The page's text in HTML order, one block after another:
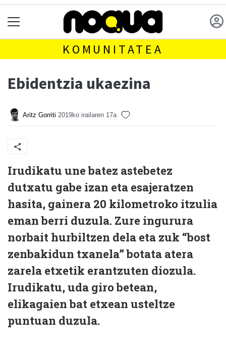
KOMUNITATEA
Ebidentzia ukaezina
Aritz Gorriti 2019ko irailaren 17a
Irudikatu une batez astebetez
dutxatu gabe izan eta esajeratzen
hasita, gainera 20 kilometroko itzulia
eman berri duzula. Zure ingurura
norbait hurbiltzen dela eta zuk “bost
zenbakidun txanela” botata atera
zarela etxetik erantzuten diozula.
Irudikatu, uda giro betean,
elikagaien bat etxean usteltze
puntuan duzula.